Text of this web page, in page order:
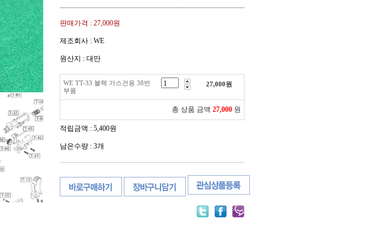
판매가격 : 27,000원
제조회사 : WE
원산지 : 대만
WE TT-33 블랙 가스건용 38번
부품
27,000원
총 상품 금액 27,000 원
적립금액 : 5,400원
남은수량 : 3개